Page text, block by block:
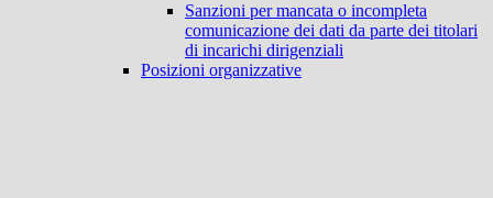
Sanzioni per mancata o incompleta
comunicazione dei dati da parte dei titolari
di incarichi dirigenziali
Posizioni organizzative